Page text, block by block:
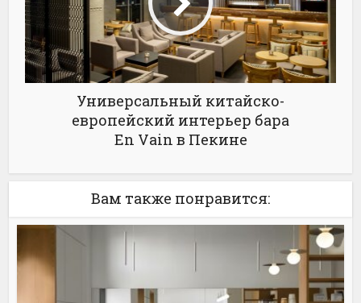
Универсальный китайско-
европейский интерьер бара
En Vain в Пекине
Вам также понравится: